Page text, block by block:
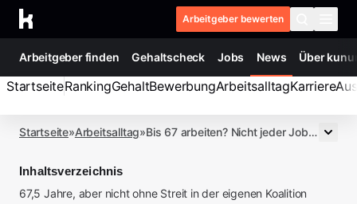
Zum Inhalt springen
Arbeitgeber bewerten
Arbeitgeber finden Gehaltscheck Jobs News Über
StartseiteRankingGehaltBewerbungArbeitsalltagKarriere
Startseite»Arbeitsalltag» Bis 67 arbeiten? Nicht jeder Job macht das mit
Inhaltsverzeichnis
67,5 Jahre, aber nicht ohne Streit in der eigenen Koalition
vonJulia P.